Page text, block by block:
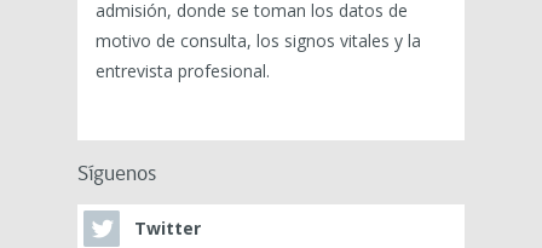
admisión, donde se toman los datos de
motivo de consulta, los signos vitales y la
entrevista profesional.
Síguenos
Twitter